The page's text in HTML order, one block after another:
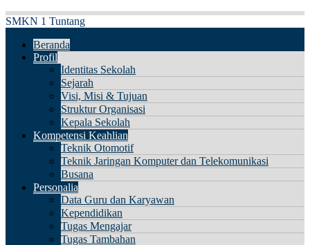
SMKN 1 Tuntang
Beranda
Profil
Identitas Sekolah
Sejarah
Visi, Misi & Tujuan
Struktur Organisasi
Kepala Sekolah
Kompetensi Keahlian
Teknik Otomotif
Teknik Jaringan Komputer dan Telekomunikasi
Busana
Personalia
Data Guru dan Karyawan
Kependidikan
Tugas Mengajar
Tugas Tambahan